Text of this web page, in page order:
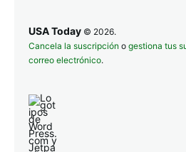
USA Today © 2026.
Cancela la suscripción o gestiona tus
correo electrónico.